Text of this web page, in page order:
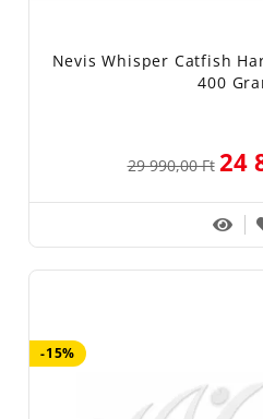
Nevis Whisper Catfish
400
29 990,00 Ft 24
-15%